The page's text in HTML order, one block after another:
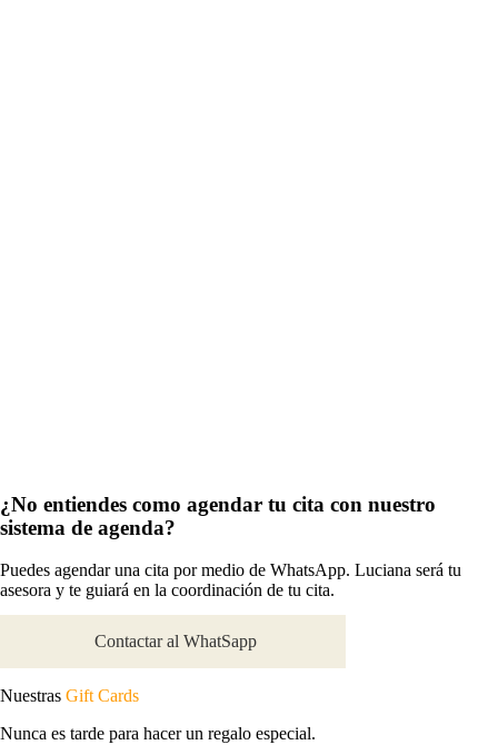
¿No entiendes como agendar tu cita con nuestro
sistema de agenda?
Puedes agendar una cita por medio de WhatsApp. Luciana será tu
asesora y te guiará en la coordinación de tu cita.
Contactar al WhatSapp
Nuestras Gift Cards
Nunca es tarde para hacer un regalo especial.